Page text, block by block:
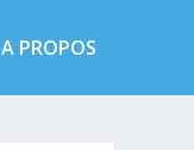
A PROPOS